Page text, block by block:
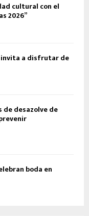
cultural con el
2026”
invita a disfrutar de
de desazolve de
boda en